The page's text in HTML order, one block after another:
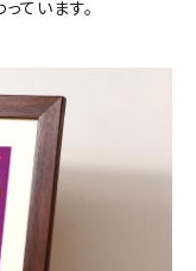
ています。